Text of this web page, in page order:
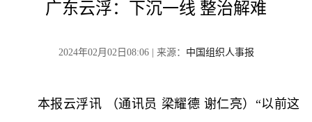
广东云浮：下沉一线 整治解难
2024年02月02日08:06 | 来源： 中国组织人事报
本报云浮讯 （通讯员 梁耀德 谢仁亮）“以前这